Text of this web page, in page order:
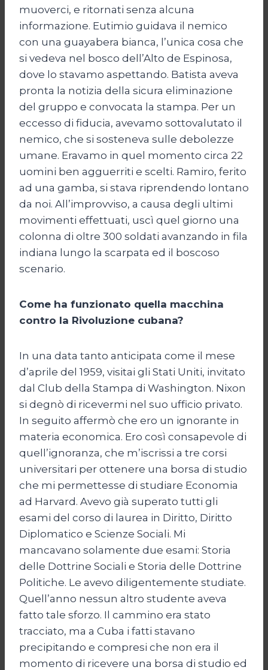
muoverci, e ritornati senza alcuna
informazione. Eutimio guidava il nemico
con una guayabera bianca, l’unica cosa che
si vedeva nel bosco dell’Alto de Espinosa,
dove lo stavamo aspettando. Batista aveva
pronta la notizia della sicura eliminazione
del gruppo e convocata la stampa. Per un
eccesso di fiducia, avevamo sottovalutato il
nemico, che si sosteneva sulle debolezze
umane. Eravamo in quel momento circa 22
uomini ben agguerriti e scelti. Ramiro, ferito
ad una gamba, si stava riprendendo lontano
da noi. All’improvviso, a causa degli ultimi
movimenti effettuati, uscì quel giorno una
colonna di oltre 300 soldati avanzando in fila
indiana lungo la scarpata ed il boscoso
scenario.
Come ha funzionato quella macchina
contro la Rivoluzione cubana?
In una data tanto anticipata come il mese
d’aprile del 1959, visitai gli Stati Uniti, invitato
dal Club della Stampa di Washington. Nixon
si degnò di ricevermi nel suo ufficio privato.
In seguito affermò che ero un ignorante in
materia economica. Ero così consapevole di
quell’ignoranza, che m’iscrissi a tre corsi
universitari per ottenere una borsa di studio
che mi permettesse di studiare Economia
ad Harvard. Avevo già superato tutti gli
esami del corso di laurea in Diritto, Diritto
Diplomatico e Scienze Sociali. Mi
mancavano solamente due esami: Storia
delle Dottrine Sociali e Storia delle Dottrine
Politiche. Le avevo diligentemente studiate.
Quell’anno nessun altro studente aveva
fatto tale sforzo. Il cammino era stato
tracciato, ma a Cuba i fatti stavano
precipitando e compresi che non era il
momento di ricevere una borsa di studio ed